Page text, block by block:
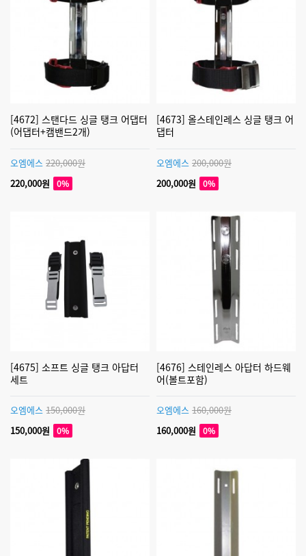
[4672] 스탠다드 싱글 탱크 어댑터
(어댑터+캠밴드2개)
오엠에스 220,000원
220,000원
0%
[4673] 올스테인레스 싱글 탱크 어
댑터
오엠에스 200,000원
200,000원
0%
[4675] 소프트 싱글 탱크 아답터
세트
오엠에스 150,000원
150,000원
0%
[4676] 스테인레스 아답터 하드웨
어(볼트포함)
오엠에스 160,000원
160,000원
0%